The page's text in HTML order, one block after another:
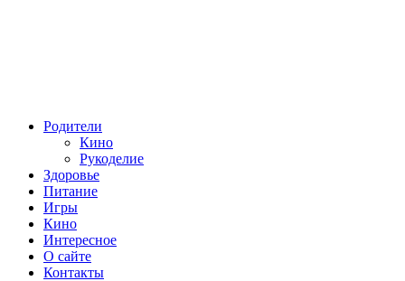
Родители
Кино
Рукоделие
Здоровье
Питание
Игры
Кино
Интересное
О сайте
Контакты